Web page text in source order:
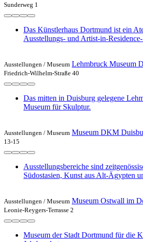
Sunderweg 1
Das Künstlerhaus Dortmund ist ein
Ausstellungs- und Artist-in-
Ausstellungen / Museum Lehmbruck Museum
Friedrich-Wilhelm-Straße 40
Das mitten in Duisburg gelegene
Museum für Skulptur.
Ausstellungen / Museum Museum DKM
13-15
Ausstellungsbereiche sind
Südostasien, Kunst aus Alt-Ägypten
Ausstellungen / Museum Museum Ostwall im
Leonie-Reygers-Terrasse 2
Museum der Stadt Dortmund für die